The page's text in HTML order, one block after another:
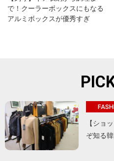
で！クーラーボックスにもなる
アルミボックスが優秀すぎ
【ショ
ぞ知る